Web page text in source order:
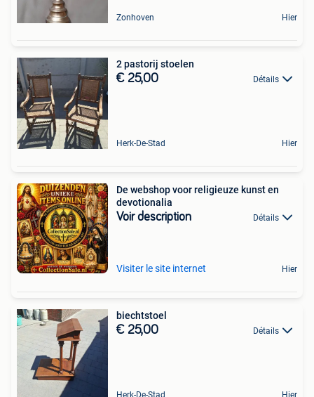
Zonhoven Hier
2 pastorij stoelen
€ 25,00 Détails
Herk-De-Stad Hier
De webshop voor religieuze kunst en
devotionalia
Voir description Détails
Visiter le site internet Hier
biechtstoel
€ 25,00 Détails
Herk-De-Stad Hier